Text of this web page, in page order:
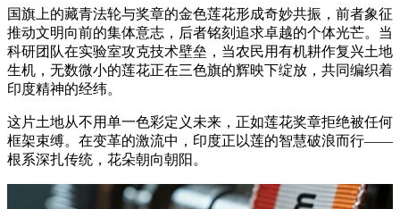
国旗上的藏青法轮与奖章的金色莲花形成奇妙共振，前者象征
推动文明向前的集体意志，后者铭刻追求卓越的个体光芒。当
科研团队在实验室攻克技术壁垒，当农民用有机耕作复兴土地
生机，无数微小的莲花正在三色旗的辉映下绽放，共同编织着
印度精神的经纬。
这片土地从不用单一色彩定义未来，正如莲花奖章拒绝被任何
框架束缚。在变革的激流中，印度正以莲的智慧破浪而行——
根系深扎传统，花朵朝向朝阳。